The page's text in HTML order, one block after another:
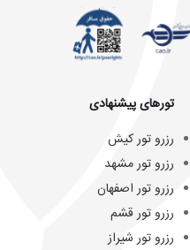
تورهای پیشنهادی
رزرو تور کیش
رزرو تور مشهد
رزرو تور اصفهان
رزرو تور قشم
رزرو تور شیراز